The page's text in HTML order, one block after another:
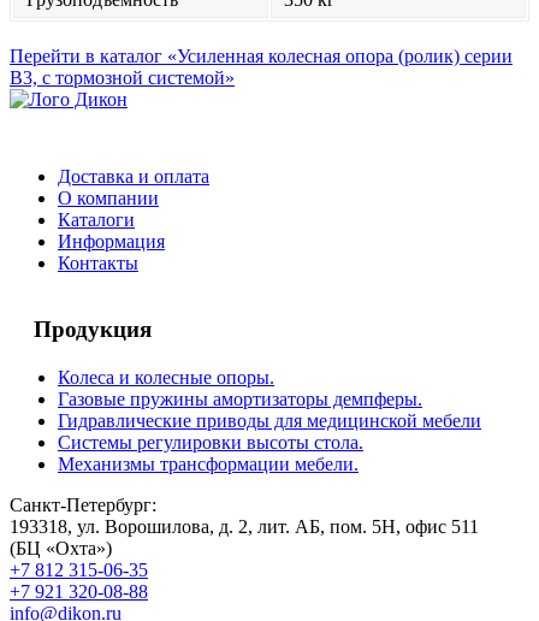
Перейти в каталог «Усиленная колесная опора (ролик) серии
B3, с тормозной системой»
Доставка и оплата
О компании
Каталоги
Информация
Контакты
Продукция
Колеса и колесные опоры.
Газовые пружины амортизаторы демпферы.
Гидравлические приводы для медицинской мебели
Системы регулировки высоты стола.
Механизмы трансформации мебели.
Санкт-Петербург:
193318, ул. Ворошилова, д. 2, лит. АБ, пом. 5Н, офис 511
(БЦ «Охта»)
+7 812 315-06-35
+7 921 320-08-88
info@dikon.ru